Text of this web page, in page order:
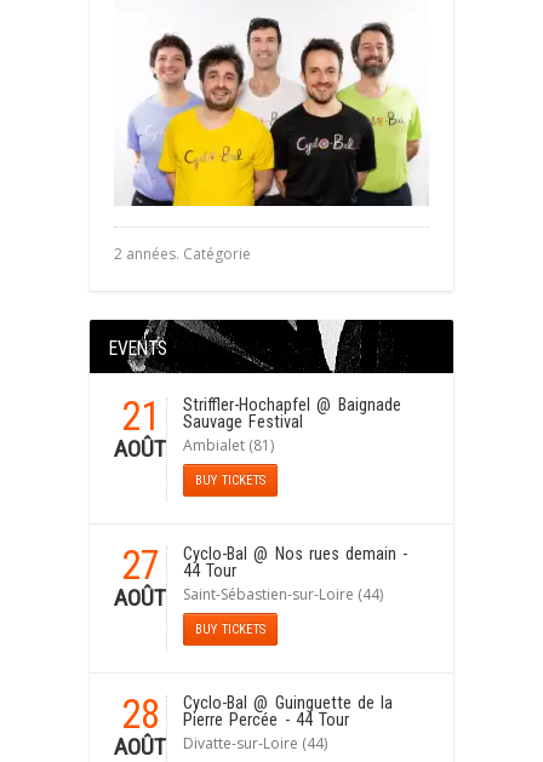
2 années. Catégorie
EVENTS
21
AOÛT
Striffler-Hochapfel @ Baignade
Sauvage Festival
Ambialet (81)
BUY TICKETS
27
AOÛT
Cyclo-Bal @ Nos rues demain -
44 Tour
Saint-Sébastien-sur-Loire (44)
BUY TICKETS
28
AOÛT
Cyclo-Bal @ Guinguette de la
Pierre Percée - 44 Tour
Divatte-sur-Loire (44)